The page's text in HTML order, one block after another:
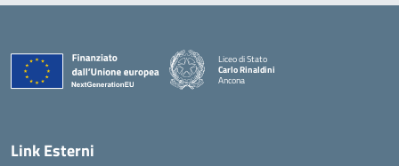
Liceo di Stato
Carlo Rinaldini
Ancona
Link Esterni